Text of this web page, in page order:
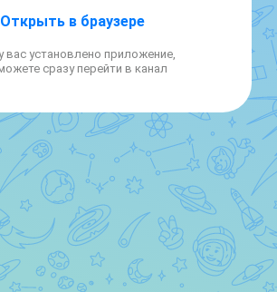
Открыть в браузере
вас установлено приложение,
сразу перейти в канал